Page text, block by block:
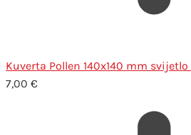
Kuverta Pollen 140x140 mm
7,00 €